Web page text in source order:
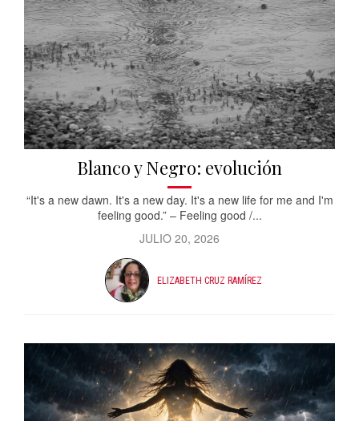
Blanco y Negro: evolución
“It's a new dawn. It's a new day. It's a new life for me and I'm
feeling good.” – Feeling good /...
JULIO 20, 2026
ELIZABETH CRUZ RAMÍREZ